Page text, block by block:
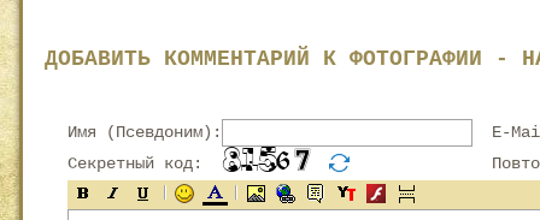
ДОБАВИТЬ КОММЕНТАРИЙ К ФОТОГРАФИИ -
Имя (Псевдоним):
E-
Секретный код: